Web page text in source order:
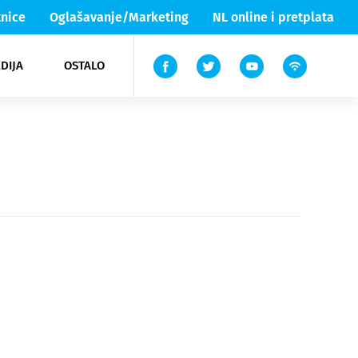
Oglašavanje/Marketing NL online i pretplata
OSTALO
Lika & Senj
TV